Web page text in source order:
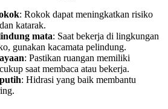
: Rokok dapat meningkatkan risiko
katarak.
mata: Saat bekerja di lingkungan
gunakan kacamata pelindung.
: Pastikan ruangan memiliki
saat membaca atau bekerja.
: Hidrasi yang baik membantu